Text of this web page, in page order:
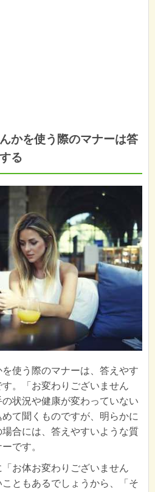
かを使う際のマナーは答
る
使う際のマナーは、答えやす
。「お変わりございません
状況や健康が変わっていない
て聞くものですが、明らかに
合には、答えやすいような質
です。
お体お変わりございません
ともあるでしょうから、「そ